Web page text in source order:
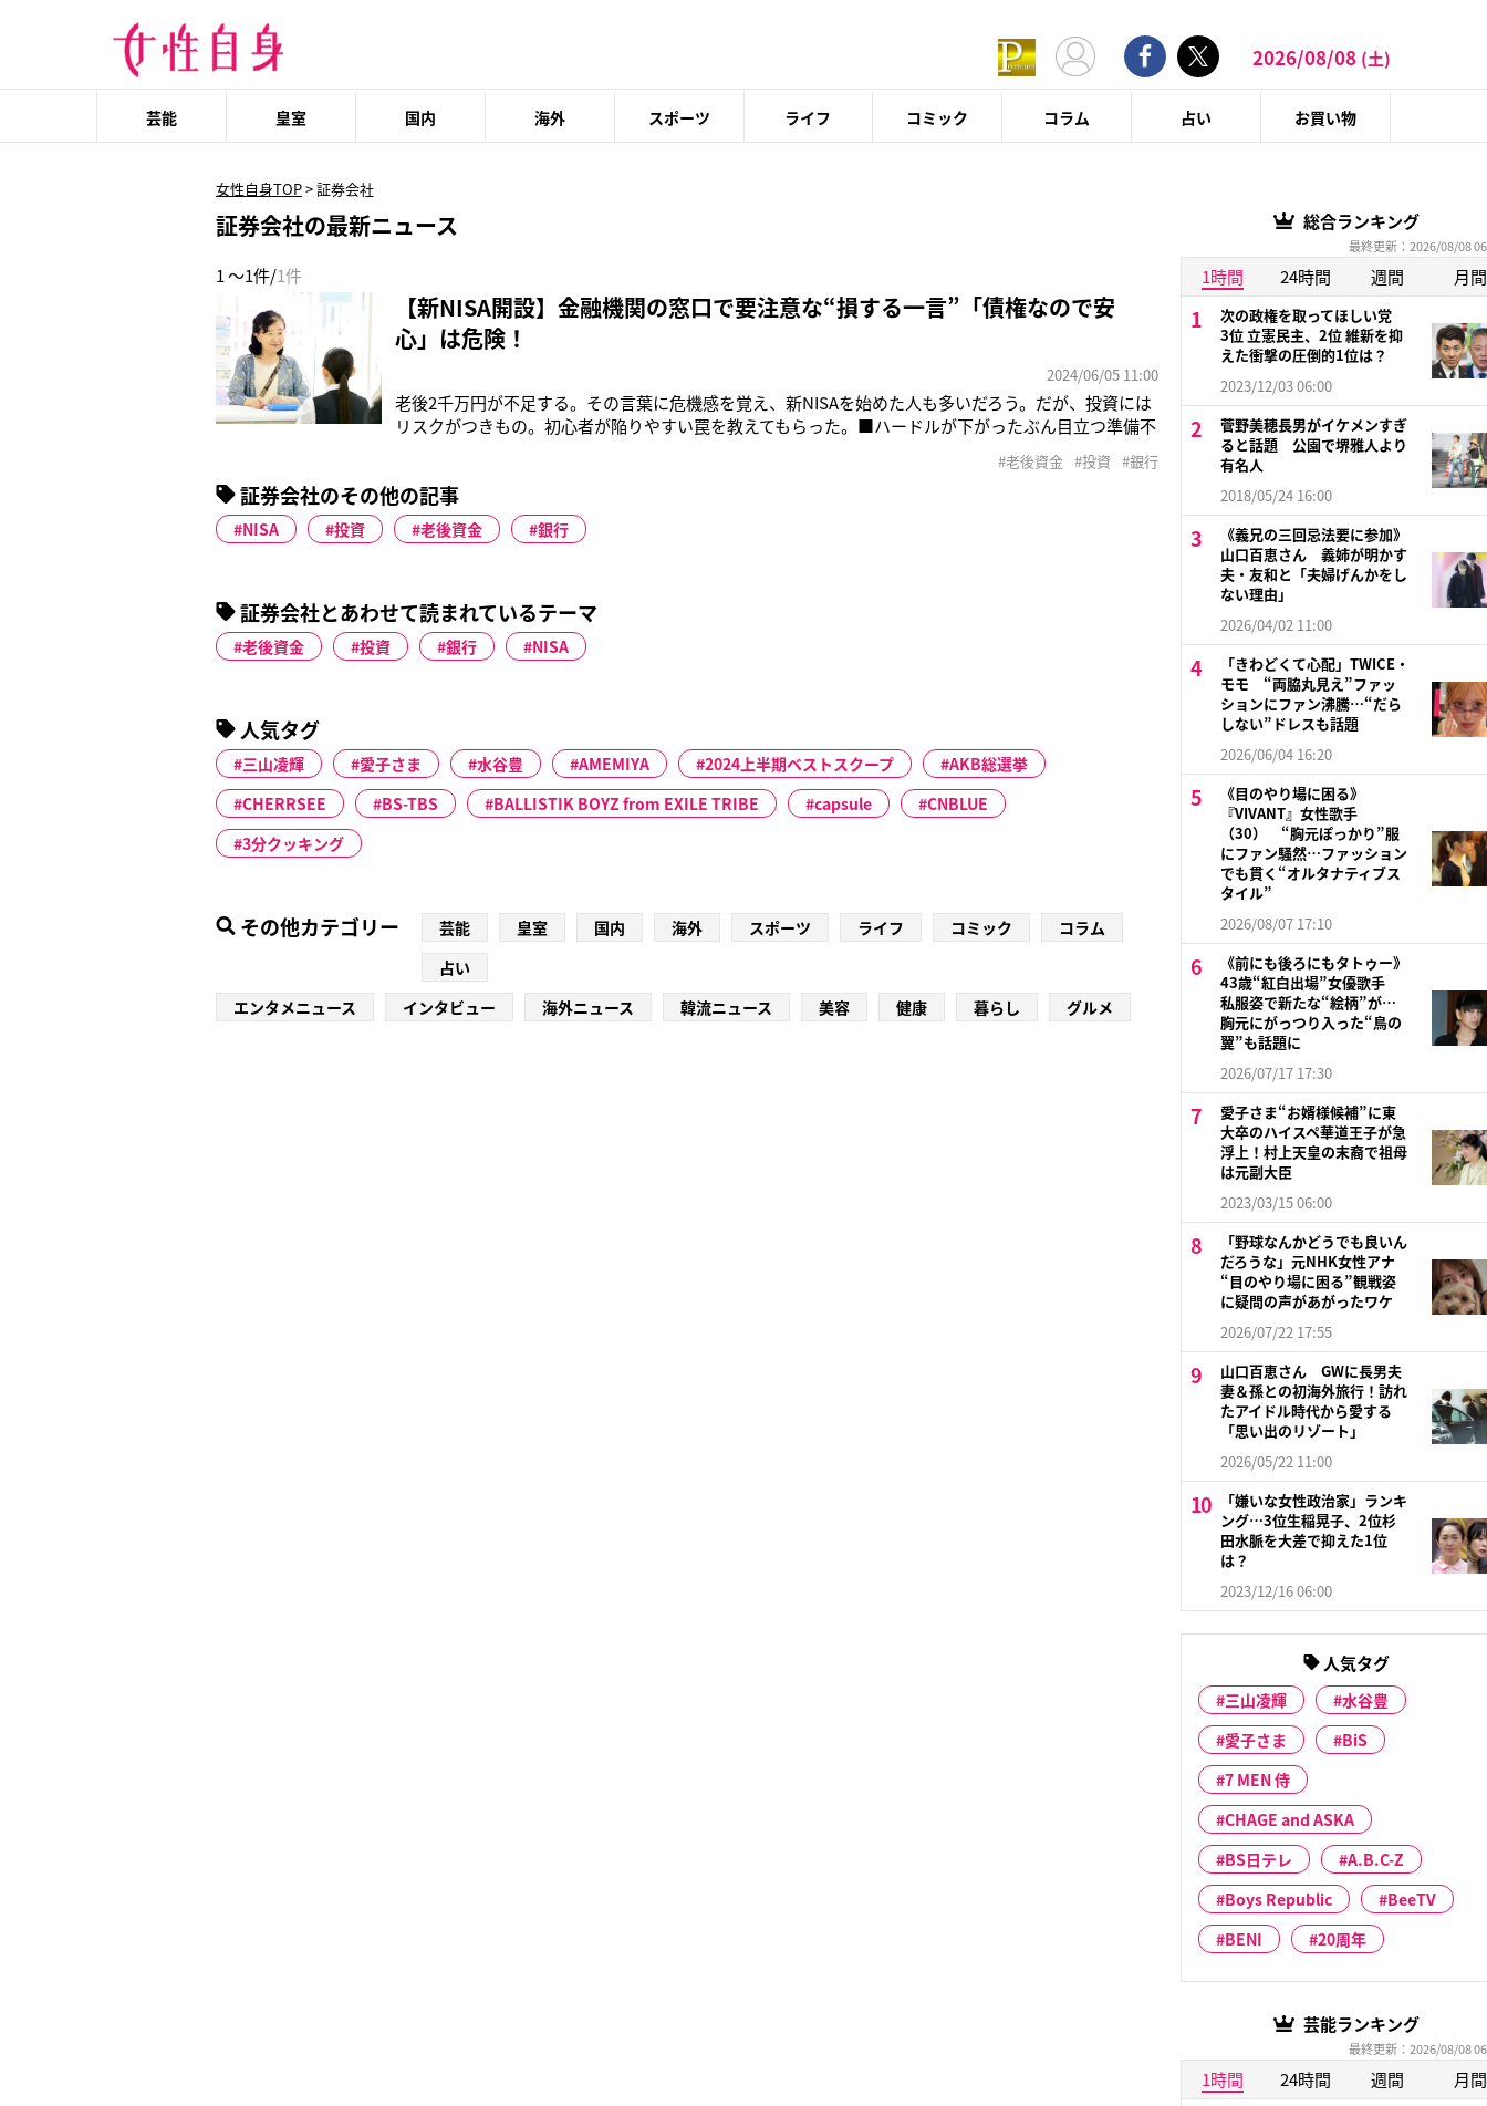
2026/08/08 (土)
芸能 皇室 国内 海外 スポーツ ライフ コミック コラム 占い お買い物
女性自身TOP>証券会社
証券会社の最新ニュース
1 ～1件/1件
【新NISA開設】金融機関の窓口で要注意な“損する一言”「債権なので安
心」は危険！
2024/06/05 11:00
老後2千万円が不足する。その言葉に危機感を覚え、新NISAを始めた人も多いだろう。だが、投資には
リスクがつきもの。初心者が陥りやすい罠を教えてもらった。■ハードルが下がったぶん目立つ準備不
170万件と、前年同期と比べて3.2倍に達する。「新NISAになり、長い目で資産形成できる環境が整った
といえるで
#老後資金 #投資 #銀行
証券会社のその他の記事
NISA 投資 老後資金 銀行
証券会社とあわせて読まれているテーマ
老後資金 投資 銀行 NISA
人気タグ
三山凌輝 愛子さま 水谷豊 AMEMIYA 2024上半期ベストスクープ
AKB総選挙
CHERRSEE
BS-TBS BALLISTIK BOYZ from EXILE TRIBE capsule
CNBLUE
3分クッキング
その他カテゴリー 芸能 皇室 国内 海外 スポーツ ライフ コミック
コラム
占い
エンタメニュース
インタビュー 海外ニュース 韓流ニュース 美容 健康 暮らし グルメ
総合ランキング
最終更新：2026/08/08
1時間 24時間 週間 月間
次の政権を取ってほしい党
3位 立憲民主、2位 維新を抑
えた衝撃の圧倒的1位は？
2023/12/03 06:00
菅野美穂長男がイケメンすぎ
ると話題 公園で堺雅人より
有名人
2018/05/24 16:00
《義兄の三回忌法要に参加》
山口百恵さん 義姉が明かす
夫・友和と「夫婦げんかをし
ない理由」
2026/04/02 11:00
「きわどくて心配」TWICE・
モモ “両脇丸見え”ファッ
ションにファン沸騰…“だら
しない”ドレスも話題
2026/06/04 16:20
《目のやり場に困る》
『VIVANT』女性歌手
（30） “胸元ぽっかり”服
にファン騒然…ファッション
でも貫く“オルタナティブス
タイル”
2026/08/07 17:10
《前にも後ろにもタトゥー》
43歳“紅白出場”女優歌手
私服姿で新たな“絵柄”が…
胸元にがっつり入った“鳥の
翼”も話題に
2026/07/17 17:30
愛子さま“お婿様候補”に東
大卒のハイスペ華道王子が急
浮上！村上天皇の末裔で祖母
は元副大臣
2023/03/15 06:00
「野球なんかどうでも良いん
だろうな」元NHK女性アナ
“目のやり場に困る”観戦姿
に疑問の声があがったワケ
2026/07/22 17:55
山口百恵さん GWに長男夫
妻＆孫との初海外旅行！訪れ
たアイドル時代から愛する
「思い出のリゾート」
2026/05/22 11:00
「嫌いな女性政治家」ランキ
ング…3位生稲晃子、2位杉
田水脈を大差で抑えた1位
は？
2023/12/16 06:00
人気タグ
三山凌輝
水谷豊
愛子さま
BiS
7 MEN 侍
CHAGE and ASKA
BS日テレ
A.B.C-Z
Boys Republic
BeeTV
BENI
20周年
芸能ランキング
最終更新：2026/08/08
1時間 24時間 週間 月間